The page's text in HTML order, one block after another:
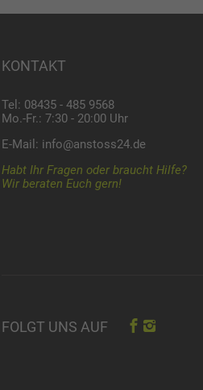
KONTAKT
Tel: 08435 - 485 9568
Mo.-Fr.: 7:30 - 20:00 Uhr
E-Mail: info@anstoss24.de
Habt Ihr Fragen oder braucht Hilfe?
Wir beraten Euch gern!
FOLGT UNS AUF